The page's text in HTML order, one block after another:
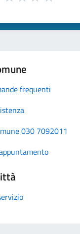
frequenti
030 7092011